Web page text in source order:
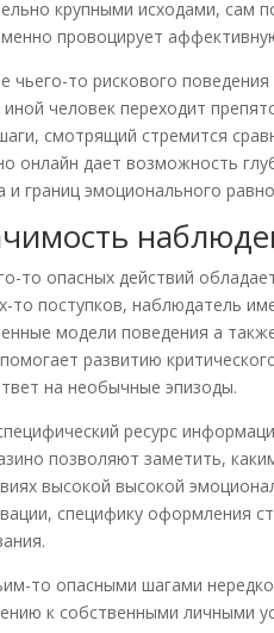
крупными исходами, сам
провоцирует
чьего-то рискового
человек переходит
смотрящий стремится
онлайн дает возможность
границ эмоционального
то опасных действий
то поступков, наблюдатель
модели поведения а
развитию
на необычные эпизоды.
ресурс
позволяют заметить,
высокой высокой
специфику оформления
то опасными шагами
к собственными личными